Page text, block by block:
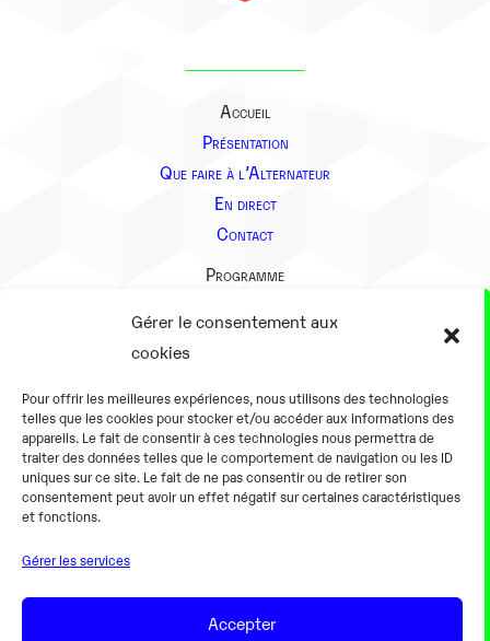
Gérer le consentement aux
cookies
Pour offrir les meilleures expériences, nous utilisons des technologies
telles que les cookies pour stocker et/ou accéder aux informations des
appareils. Le fait de consentir à ces technologies nous permettra de
traiter des données telles que le comportement de navigation ou les ID
uniques sur ce site. Le fait de ne pas consentir ou de retirer son
consentement peut avoir un effet négatif sur certaines caractéristiques
et fonctions.
Gérer les services
Accepter
Accueil
Présentation
Que faire à l’Alternateur
En direct
Contact
Programme
Présentation
En pratique
Tarifs et horaires
Salles
Équipements numériques
Gaming